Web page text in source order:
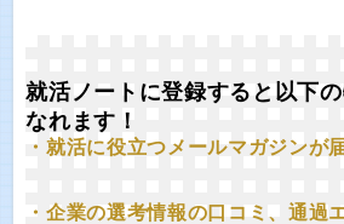
就活ノートに登録すると以下
なれます！
・就活に役立つメールマガジンが
・企業の選考情報の口コミ、通過